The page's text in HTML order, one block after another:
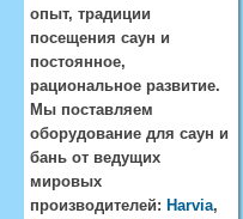
опыт, традиции
посещения саун и
постоянное,
рациональное развитие.
Мы поставляем
оборудование для саун и
бань от ведущих
мировых
производителей: Harvia,